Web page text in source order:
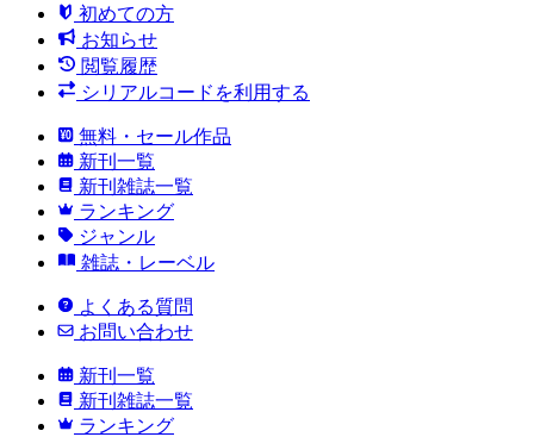
初めての方
お知らせ
閲覧履歴
シリアルコードを利用する
無料・セール作品
新刊一覧
新刊雑誌一覧
ランキング
ジャンル
雑誌・レーベル
よくある質問
お問い合わせ
新刊一覧
新刊雑誌一覧
ランキング